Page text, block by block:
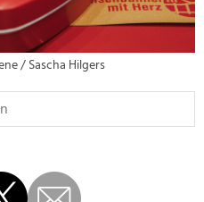
/ Sascha Hilgers